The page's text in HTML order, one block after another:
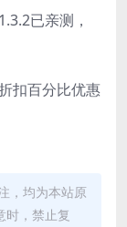
已亲测，
，均为本站原
时，禁止复